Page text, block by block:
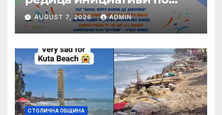
повод Международния ден
на младежта – 12 август
AUGUST 7, 2026 ADMIN
СТОЛИЧНА ОБЩИНА